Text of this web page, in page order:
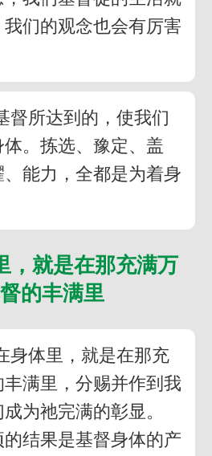
们的观念也会有厉害
督所达到的，使我们
。拣选、豫定、盖
能力，全都是为着身
就是在那充满万
的丰满里
身体里，就是在那充
满里，分赐并作到我
为祂完满的彰显。
的结果是基督身体的产